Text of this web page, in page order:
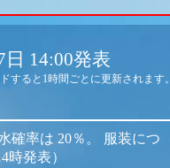
日 14:00発表
すると1時間ごとに更新されます。
確率は 20％。
服装につ
時発表）